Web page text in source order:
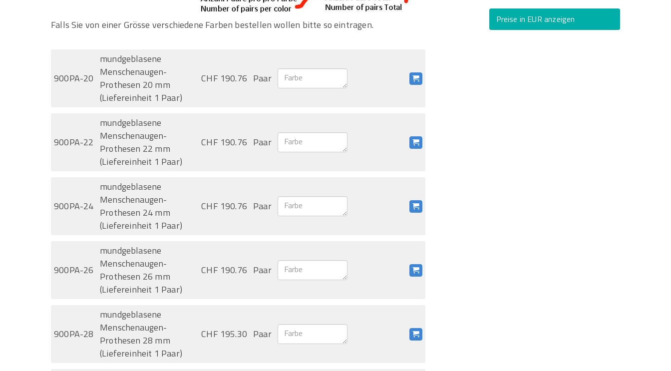
Falls Sie von einer Grösse verschiedene Farben bestellen wollen bitte so eintragen.
900PA-20
mundgeblasene
Menschenaugen-
Prothesen 20 mm
(Liefereinheit 1 Paar)
CHF 190.76 Paar
900PA-22
mundgeblasene
Menschenaugen-
Prothesen 22 mm
(Liefereinheit 1 Paar)
CHF 190.76 Paar
900PA-24
mundgeblasene
Menschenaugen-
Prothesen 24 mm
(Liefereinheit 1 Paar)
CHF 190.76 Paar
900PA-26
mundgeblasene
Menschenaugen-
Prothesen 26 mm
(Liefereinheit 1 Paar)
CHF 190.76 Paar
900PA-28
mundgeblasene
Menschenaugen-
Prothesen 28 mm
(Liefereinheit 1 Paar)
CHF 195.30 Paar
Preise in EUR anzeigen